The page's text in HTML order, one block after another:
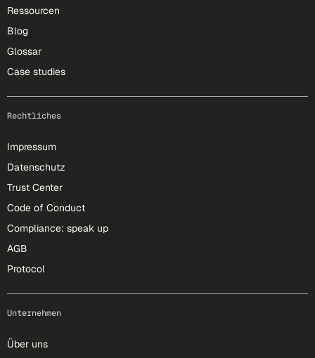
Ressourcen
Blog
Glossar
Case studies
Rechtliches
Impressum
Datenschutz
Trust Center
Code of Conduct
Compliance: speak up
AGB
Protocol
Unternehmen
Über uns